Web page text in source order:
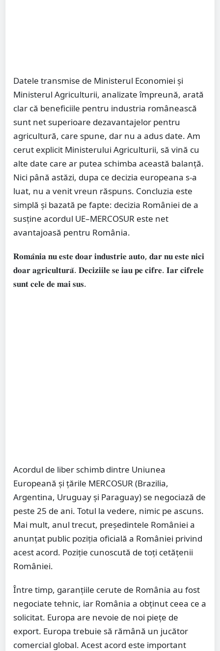
Datele transmise de Ministerul Economiei și
Ministerul Agriculturii, analizate împreună, arată
clar că beneficiile pentru industria românească
sunt net superioare dezavantajelor pentru
agricultură, care spune, dar nu a adus date. Am
cerut explicit Ministerului Agriculturii, să vină cu
alte date care ar putea schimba această balanță.
Nici până astăzi, dupa ce decizia europeana s-a
luat, nu a venit vreun răspuns. Concluzia este
simplă și bazată pe fapte: decizia României de a
susține acordul UE–MERCOSUR este net
avantajoasă pentru România.
𝐑𝐨𝐦𝐚̂𝐧𝐢𝐚 𝐧𝐮 𝐞𝐬𝐭𝐞 𝐝𝐨𝐚𝐫 𝐢𝐧𝐝𝐮𝐬𝐭𝐫𝐢𝐞 𝐚𝐮𝐭𝐨, 𝐝𝐚𝐫 𝐧𝐮 𝐞𝐬𝐭𝐞 𝐧𝐢𝐜𝐢
𝐝𝐨𝐚𝐫 𝐚𝐠𝐫𝐢𝐜𝐮𝐥𝐭𝐮𝐫𝐚̆. 𝐃𝐞𝐜𝐢𝐳𝐢𝐢𝐥𝐞 𝐬𝐞 𝐢𝐚𝐮 𝐩𝐞 𝐜𝐢𝐟𝐫𝐞. 𝐈𝐚𝐫 𝐜𝐢𝐟𝐫𝐞𝐥𝐞
𝐬𝐮𝐧𝐭 𝐜𝐞𝐥𝐞 𝐝𝐞 𝐦𝐚𝐢 𝐬𝐮𝐬.
Acordul de liber schimb dintre Uniunea
Europeană și țările MERCOSUR (Brazilia,
Argentina, Uruguay și Paraguay) se negociază de
peste 25 de ani. Totul la vedere, nimic pe ascuns.
Mai mult, anul trecut, președintele României a
anunțat public poziția oficială a României privind
acest acord. Poziție cunoscută de toți cetățenii
României.
Între timp, garanțiile cerute de România au fost
negociate tehnic, iar România a obținut ceea ce a
solicitat. Europa are nevoie de noi piețe de
export. Europa trebuie să rămână un jucător
comercial global. Acest acord este important